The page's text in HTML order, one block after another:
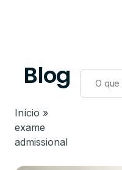
Blog
Início »
exame
admissional